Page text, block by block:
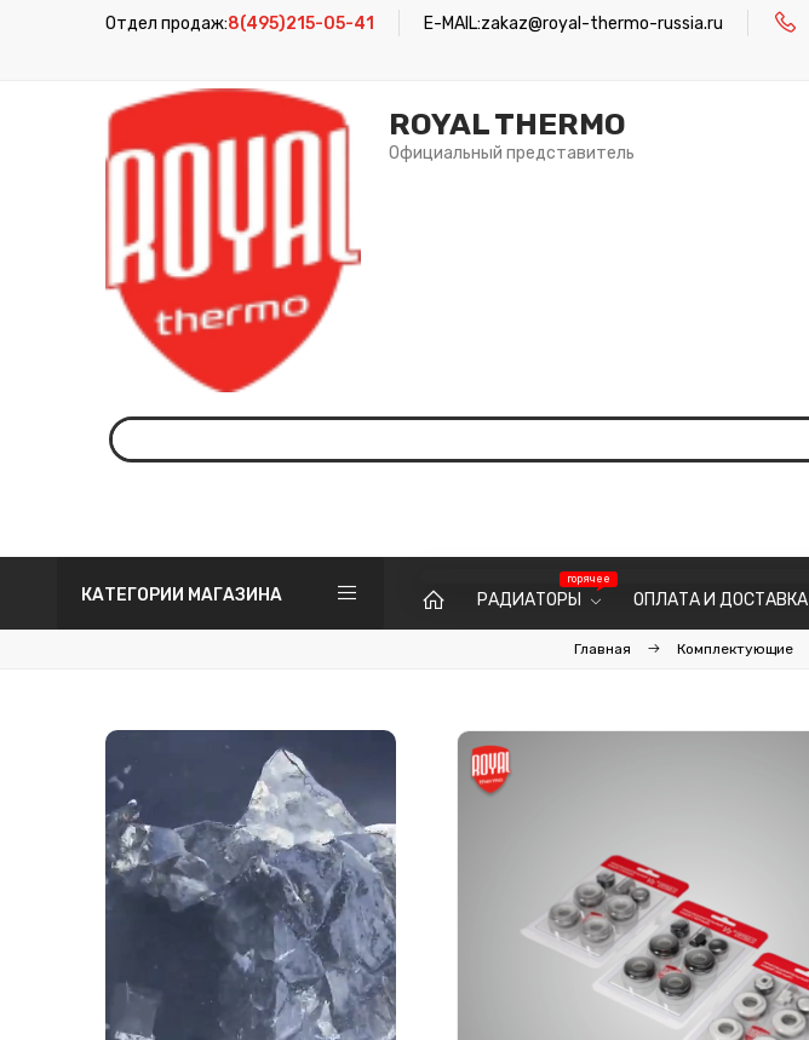
Отдел продаж:8(495)215-05-41 E-MAIL:zakaz@royal-thermo-russia.ru
ROYAL THERMO
Официальный представитель
КАТЕГОРИИ МАГАЗИНА РАДИАТОРЫ ОПЛАТА И ДОСТАВКА
Главная Комплектующие